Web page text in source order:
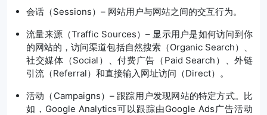
会话（Sessions）– 网站用户与网站之间的交互行为。
流量来源（Traffic Sources）– 显示用户是如何访问到你
的网站的，访问渠道包括自然搜索（Organic Search）、
社交媒体（Social）、付费广告（Paid Search）、外链
引流（Referral）和直接输入网址访问（Direct）。
活动（Campaigns）– 跟踪用户发现网站的特定方式。比
如，Google Analytics可以跟踪由Google Ads广告活动